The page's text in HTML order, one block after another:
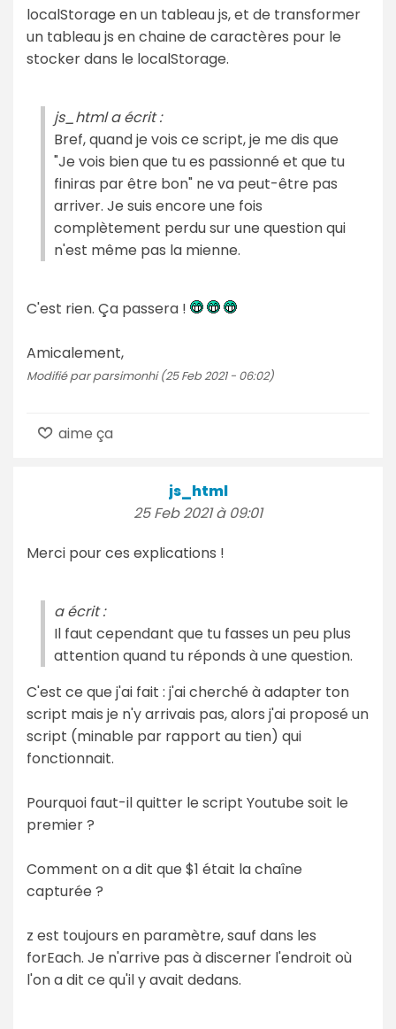
localStorage en un tableau js, et de transformer
un tableau js en chaine de caractères pour le
stocker dans le localStorage.
js_html a écrit :
Bref, quand je vois ce script, je me dis que
"Je vois bien que tu es passionné et que tu
finiras par être bon" ne va peut-être pas
arriver. Je suis encore une fois
complètement perdu sur une question qui
n'est même pas la mienne.
C'est rien. Ça passera !
Amicalement,
Modifié par parsimonhi (25 Feb 2021 - 06:02)
aime ça
js_html
25 Feb 2021 à 09:01
Merci pour ces explications !
a écrit :
Il faut cependant que tu fasses un peu plus
attention quand tu réponds à une question.
C'est ce que j'ai fait : j'ai cherché à adapter ton
script mais je n'y arrivais pas, alors j'ai proposé un
script (minable par rapport au tien) qui
fonctionnait.
Pourquoi faut-il quitter le script Youtube soit le
premier ?
Comment on a dit que $1 était la chaîne
capturée ?
z est toujours en paramètre, sauf dans les
forEach. Je n'arrive pas à discerner l'endroit où
l'on a dit ce qu'il y avait dedans.